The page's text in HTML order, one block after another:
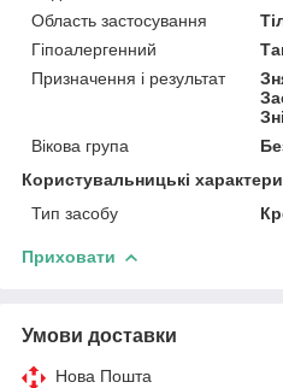
Область застосування
Гіпоалергенний
Призначення і результат
Вікова група
Користувальницькі
Тип засобу
Приховати
Умови доставки
Нова Пошта